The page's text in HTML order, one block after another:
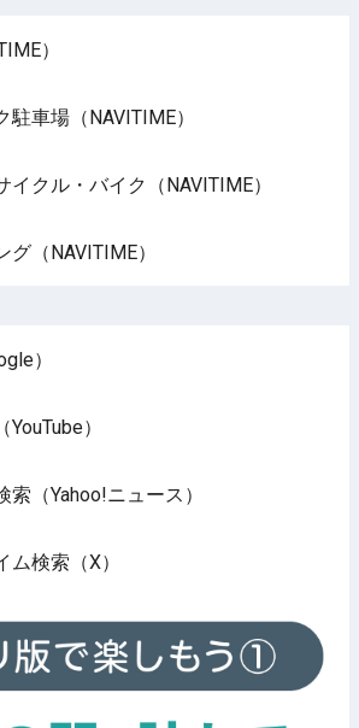
）
車場（NAVITIME）
イクル・バイク（NAVITIME）
（NAVITIME）
）
）
（Yahoo!ニュース）
検索（X）